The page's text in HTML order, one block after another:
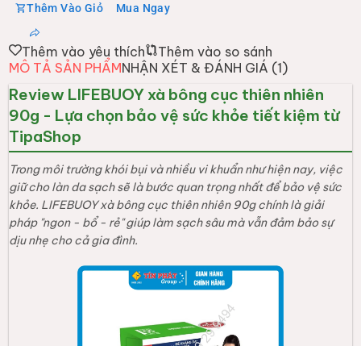
Thêm Vào Giỏ Mua Ngay
Thêm vào yêu thích
Thêm vào so sánh
MÔ TẢ SẢN PHẨMNHẬN XÉT & ĐÁNH GIÁ (1)
Review LIFEBUOY xà bông cục thiên nhiên
90g - Lựa chọn bảo vệ sức khỏe tiết kiệm từ
TipaShop
Trong môi trường khói bụi và nhiều vi khuẩn như hiện nay, việc
giữ cho làn da sạch sẽ là bước quan trọng nhất để bảo vệ sức
khỏe. LIFEBUOY xà bông cục thiên nhiên 90g chính là giải
pháp "ngon - bổ - rẻ" giúp làm sạch sâu mà vẫn đảm bảo sự
dịu nhẹ cho cả gia đình.